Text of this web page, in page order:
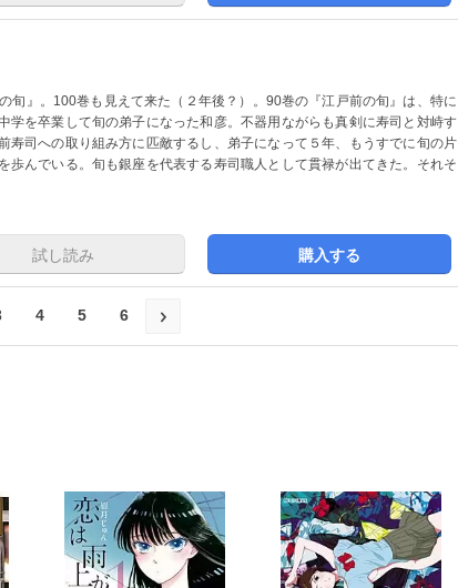
旬』。100巻も見えて来た（２年後？）。90巻の『江戸前の旬』は、特に
学を卒業して旬の弟子になった和彦。不器用ながらも真剣に寿司と対峙す
寿司への取り組み方に匹敵するし、弟子になって５年、もうすでに旬の片
歩んでいる。旬も銀座を代表する寿司職人として貫禄が出てきた。それそ
試し読み 購入する
4 5 6